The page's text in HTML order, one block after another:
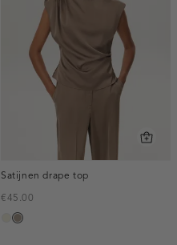
Satijnen drape top
€45.00
ecru
taupe,